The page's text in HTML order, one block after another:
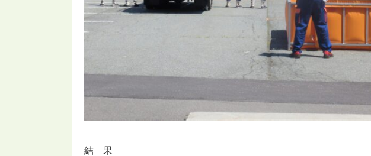
結 果